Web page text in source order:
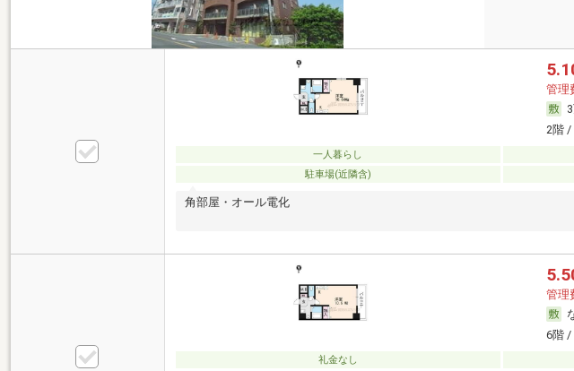
管理
2階 /
一人暮らし
駐車場(近隣含)
角部屋・オール電化
管理
6階 /
礼金なし